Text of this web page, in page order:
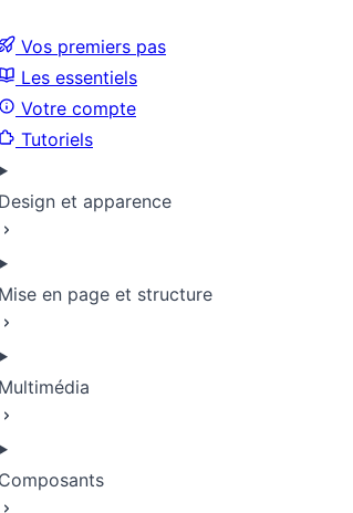
Vos premiers pas
Les essentiels
Votre compte
Tutoriels
Design et apparence
Mise en page et structure
Multimédia
Composants